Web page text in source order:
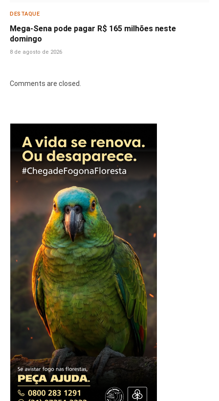
DESTAQUE
Mega-Sena pode pagar R$ 165 milhões neste
domingo
8 de agosto de 2026
Comments are closed.